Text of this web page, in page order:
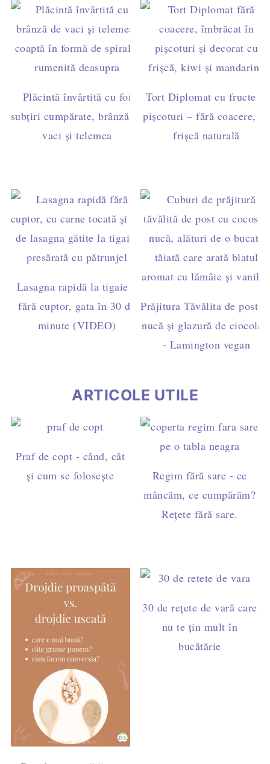
Plăcintă învârtită cu foi
subțiri cumpărate, brânză de
vaci și telemea
Tort Diplomat cu fructe și
pișcoturi – fără coacere, cu
frișcă naturală
Lasagna rapidă la tigaie –
fără cuptor, gata în 30 de
minute (VIDEO)
Prăjitura Tăvălita de post
nucă și glazură de
- Lamington vegan
ARTICOLE UTILE
Praf de copt - când, cât
și cum se folosește
Regim fără sare - ce
mâncăm, ce cumpărăm?
Rețete fără sare.
30 de rețete de vară care
nu te țin mult în
bucătărie